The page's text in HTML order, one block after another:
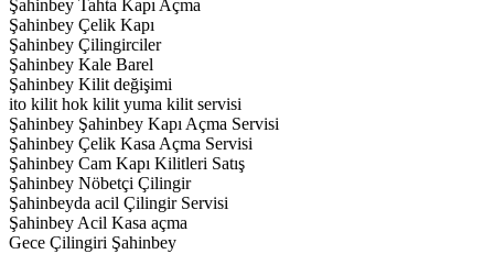
Şahinbey Tahta Kapı Açma
Şahinbey Çelik Kapı
Şahinbey Çilingirciler
Şahinbey Kale Barel
Şahinbey Kilit değişimi
ito kilit hok kilit yuma kilit servisi
Şahinbey Şahinbey Kapı Açma Servisi
Şahinbey Çelik Kasa Açma Servisi
Şahinbey Cam Kapı Kilitleri Satış
Şahinbey Nöbetçi Çilingir
Şahinbeyda acil Çilingir Servisi
Şahinbey Acil Kasa açma
Gece Çilingiri Şahinbey